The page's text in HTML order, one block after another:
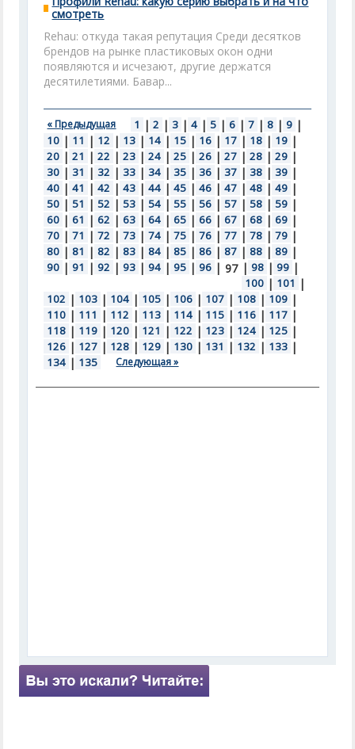
смотреть
Rehau: откуда такая репутация Среди десятков
брендов на рынке пластиковых окон одни
появляются и исчезают, другие держатся
десятилетиями. Бавар...
« Предыдущая 1 | 2 | 3 | 4 | 5 | 6 | 7 | 8 | 9 |
10 | 11 | 12 | 13 | 14 | 15 | 16 | 17 | 18 | 19 |
20 | 21 | 22 | 23 | 24 | 25 | 26 | 27 | 28 | 29 |
30 | 31 | 32 | 33 | 34 | 35 | 36 | 37 | 38 | 39 |
40 | 41 | 42 | 43 | 44 | 45 | 46 | 47 | 48 | 49 |
50 | 51 | 52 | 53 | 54 | 55 | 56 | 57 | 58 | 59 |
60 | 61 | 62 | 63 | 64 | 65 | 66 | 67 | 68 | 69 |
70 | 71 | 72 | 73 | 74 | 75 | 76 | 77 | 78 | 79 |
80 | 81 | 82 | 83 | 84 | 85 | 86 | 87 | 88 | 89 |
90 | 91 | 92 | 93 | 94 | 95 | 96 | 97 | 98 | 99 |
100 | 101 |
102 | 103 | 104 | 105 | 106 | 107 | 108 | 109 |
110 | 111 | 112 | 113 | 114 | 115 | 116 | 117 |
118 | 119 | 120 | 121 | 122 | 123 | 124 | 125 |
126 | 127 | 128 | 129 | 130 | 131 | 132 | 133 |
134 | 135 Следующая »